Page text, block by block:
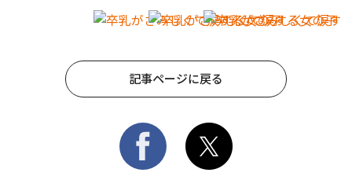
記事ページに戻る